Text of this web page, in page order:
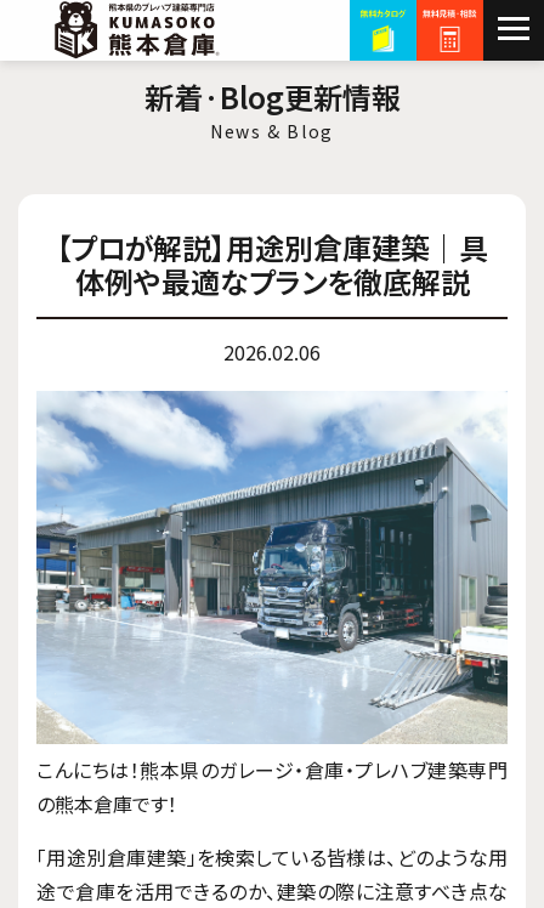
新着·Blog更新情報
News & Blog
【プロが解説】用途別倉庫建築｜具
体例や最適なプランを徹底解説
2026.02.06
こんにちは！熊本県のガレージ・倉庫・プレハブ建築専門
の熊本倉庫です！
「用途別倉庫建築」を検索している皆様は、どのような用
途で倉庫を活用できるのか、建築の際に注意すべき点な